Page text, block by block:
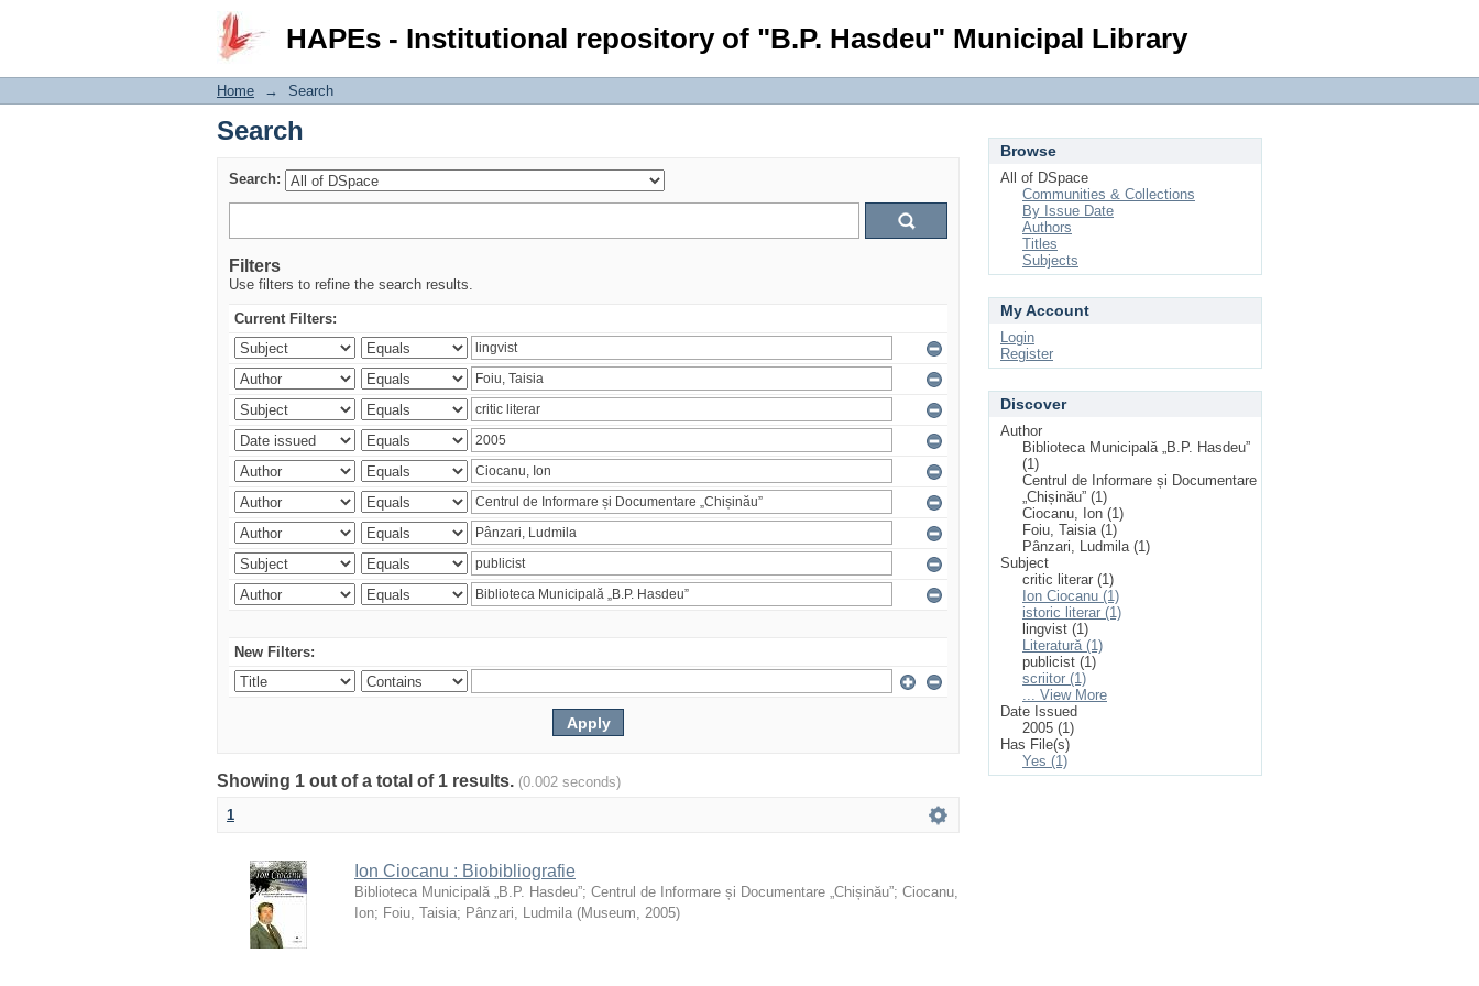
HAPEs - Institutional repository of "B.P. Hasdeu" Municipal Library
Search
Home → Search
Search
Search:
Filters
Use filters to refine the search results.
Current Filters:
New Filters:
Showing 1 out of a total of 1 results. (0.002 seconds)
1
Ion Ciocanu : Biobibliografie
Biblioteca Municipală „B.P. Hasdeu”; Centrul de Informare și Documentare „Chișinău”; Ciocanu,
Ion; Foiu, Taisia; Pânzari, Ludmila (Museum, 2005)
Browse
All of DSpace
Communities & Collections
By Issue Date
Authors
Titles
Subjects
My Account
Login
Register
Discover
Author
Biblioteca Municipală „B.P. Hasdeu”
(1)
Centrul de Informare și Documentare
„Chișinău” (1)
Ciocanu, Ion (1)
Foiu, Taisia (1)
Pânzari, Ludmila (1)
Subject
critic literar (1)
Ion Ciocanu (1)
istoric literar (1)
lingvist (1)
Literatură (1)
publicist (1)
scriitor (1)
... View More
Date Issued
2005 (1)
Has File(s)
Yes (1)